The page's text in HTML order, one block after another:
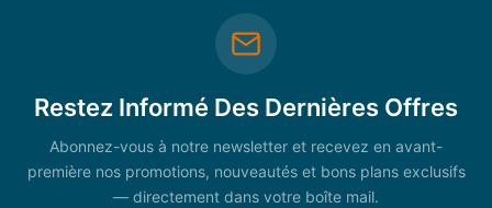
Restez Informé Des Dernières Offres
Abonnez-vous à notre newsletter et recevez en avant-
première nos promotions, nouveautés et bons plans exclusifs
— directement dans votre boîte mail.